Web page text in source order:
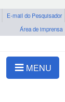
E-mail do Pesquisador
Área de imprensa
MENU